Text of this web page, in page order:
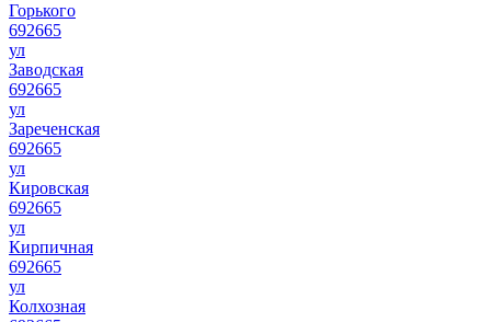
Горького
692665
ул
Заводская
692665
ул
Зареченская
692665
ул
Кировская
692665
ул
Кирпичная
692665
ул
Колхозная